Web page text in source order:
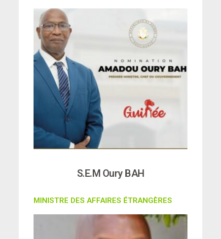
S.E.M Oury BAH
MINISTRE DES AFFAIRES ÉTRANGÈRES